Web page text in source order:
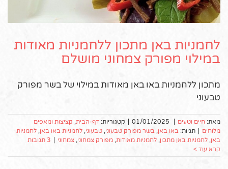
לחמניות באן מתכון ללחמניות מאודות
במילוי מפורק צמחוני מושלם
מתכון ללחמניות באו באן מאודות במילוי של בשר מפורק
טבעוני
מאת: חיים וטעים 01/01/2025 קטגוריות: דף-הבית, קציצות ומאפים
מלוחים
תגיות: באו באן, בשר מפורק טבעוני, טבעוני, לחמניות באו באן, לחמניות
באן, לחמניות באן מתכון, לחמניות מאודות, מפורק צמחוני, צמחוני
3 תגובות
קרא עוד >